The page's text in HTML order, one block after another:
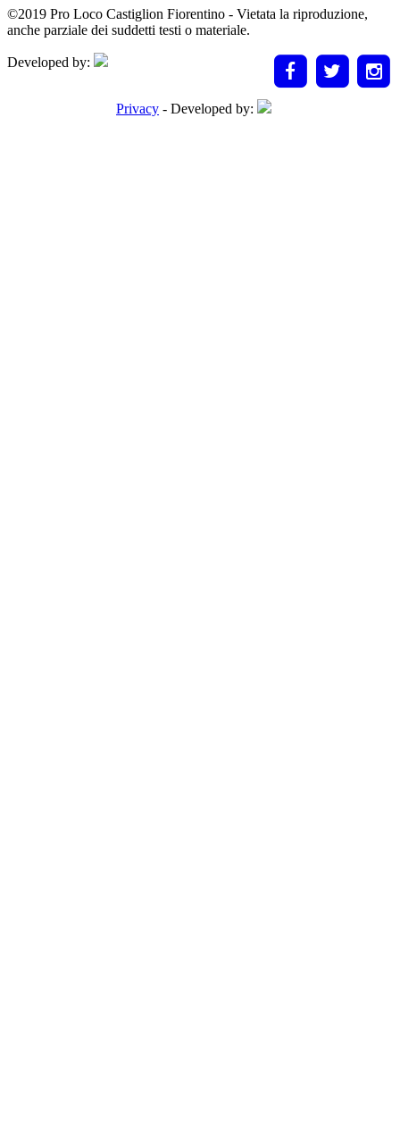
©2019 Pro Loco Castiglion Fiorentino - Vietata la riproduzione,
anche parziale dei suddetti testi o materiale.
Developed by:
Privacy - Developed by: